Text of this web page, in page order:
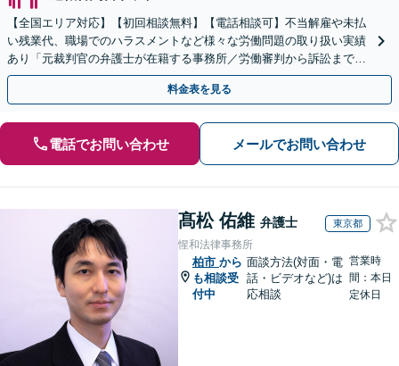
【全国エリア対応】【初回相談無料】【電話相談可】不当解雇や未払
い残業代、職場でのハラスメントなど様々な労働問題の取り扱い実績
あり「元裁判官の弁護士が在籍する事務所／労働審判から訴訟まで、
裁判官経験を活かした最適な戦略を立案」
料金表を見る
電話でお問い合わせ メールでお問い合わせ
髙松 佑維 弁護士 東京都
惺和法律事務所
柏市 から
も相談受
付中
面談方法(対面・電
話・ビデオなど)は
応相談
営業時
間：本日
定休日